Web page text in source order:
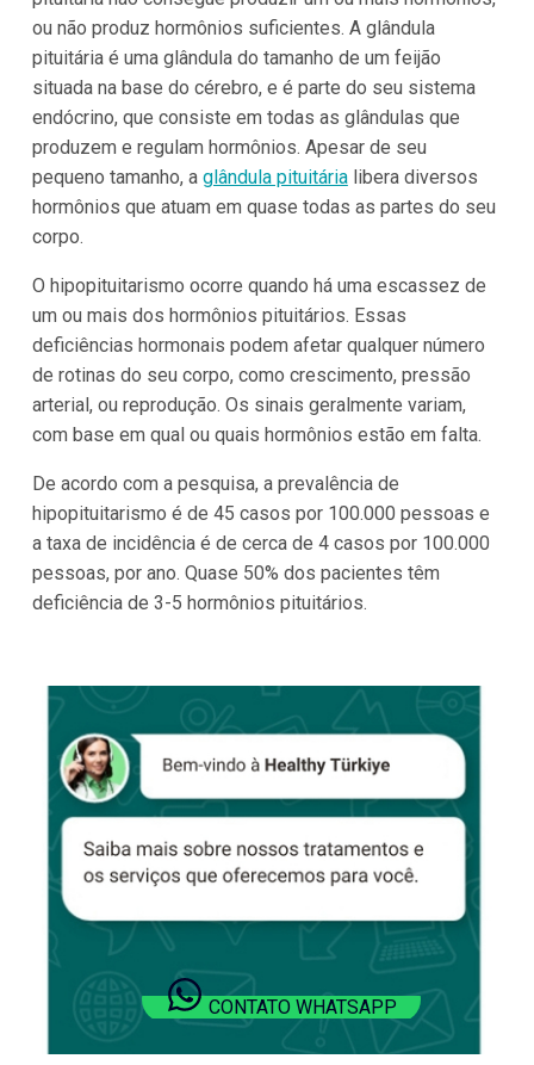
ou não produz hormônios suficientes. A glândula
pituitária é uma glândula do tamanho de um feijão
situada na base do cérebro, e é parte do seu sistema
endócrino, que consiste em todas as glândulas que
produzem e regulam hormônios. Apesar de seu
pequeno tamanho, a glândula pituitárialibera diversos
hormônios que atuam em quase todas as partes do seu
corpo.
O hipopituitarismo ocorre quando há uma escassez de
um ou mais dos hormônios pituitários. Essas
deficiências hormonais podem afetar qualquer número
de rotinas do seu corpo, como crescimento, pressão
arterial, ou reprodução. Os sinais geralmente variam,
com base em qual ou quais hormônios estão em falta.
De acordo com a pesquisa, a prevalência de
hipopituitarismo é de 45 casos por 100.000 pessoas e
a taxa de incidência é de cerca de 4 casos por 100.000
pessoas, por ano. Quase 50% dos pacientes têm
deficiência de 3-5 hormônios pituitários.
CONTATO WHATSAPP